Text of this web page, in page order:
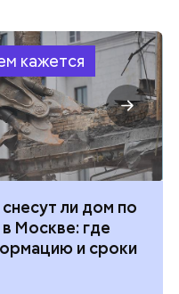
кажется
снесут ли дом по
Москве: где
и сроки